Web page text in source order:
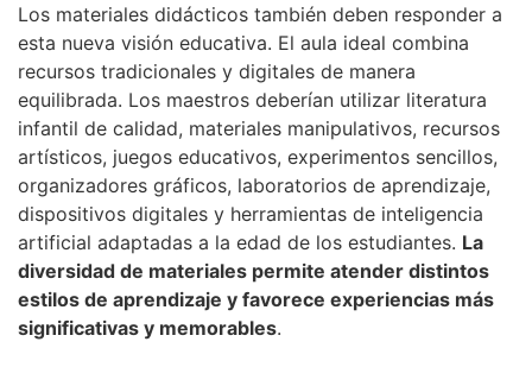
Los materiales didácticos también deben responder a
esta nueva visión educativa. El aula ideal combina
recursos tradicionales y digitales de manera
equilibrada. Los maestros deberían utilizar literatura
infantil de calidad, materiales manipulativos, recursos
artísticos, juegos educativos, experimentos sencillos,
organizadores gráficos, laboratorios de aprendizaje,
dispositivos digitales y herramientas de inteligencia
artificial adaptadas a la edad de los estudiantes. La
diversidad de materiales permite atender distintos
estilos de aprendizaje y favorece experiencias más
significativas y memorables.